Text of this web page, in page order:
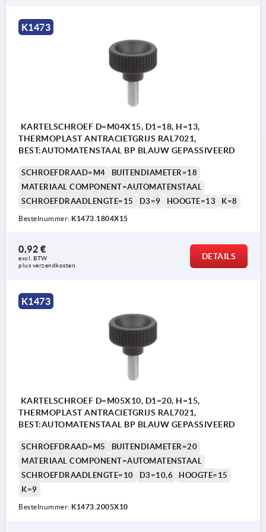
K1473
KARTELSCHROEF D=M04X15, D1=18, H=13,
THERMOPLAST ANTRACIETGRIJS RAL7021,
BEST:AUTOMATENSTAAL BP BLAUW GEPASSIVEERD
SCHROEFDRAAD=M4
BUITENDIAMETER=18
MATERIAAL COMPONENT=AUTOMATENSTAAL
SCHROEFDRAADLENGTE=15
D3=9 HOOGTE=13 K=8
Bestelnummer: K1473.1804X15
0,92 €
excl. BTW
plus verzendkosten
DETAILS
K1473
KARTELSCHROEF D=M05X10, D1=20, H=15,
THERMOPLAST ANTRACIETGRIJS RAL7021,
BEST:AUTOMATENSTAAL BP BLAUW GEPASSIVEERD
SCHROEFDRAAD=M5
BUITENDIAMETER=20
MATERIAAL COMPONENT=AUTOMATENSTAAL
SCHROEFDRAADLENGTE=10
D3=10,6
HOOGTE=15
K=9
Bestelnummer: K1473.2005X10